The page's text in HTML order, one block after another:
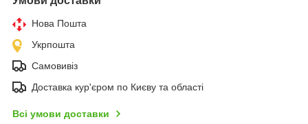
Нова Пошта
Укрпошта
Самовивіз
Доставка кур'єром по Києву та області
Всі умови доставки